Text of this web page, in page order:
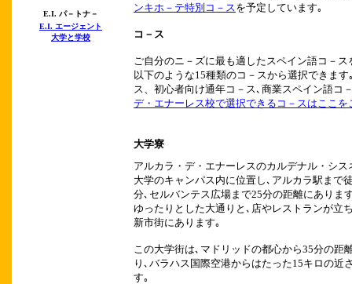
E.I. パ－トナ－
E.I. エージェント
大学と学校
ンキホ－テ特別コ－スを予定しています｡
コ－ス
ご自分のニ－ズに最も適したスペイン語コ－
以下のような15種類のコ－スから選択できま
ス、初心者向け通年コ－ス､商業スペイン語コ
デ・エナーレス校で選択できるコ－スはここを
大学寮
アルカラ・デ・エナーレスのカルデナル・シス
大学のキャンパス内に位置し､アルカラ駅まで
分､セルバンテス広場まで25分の距離にあり
ゆったりとした大通りと､店やレストランが立
新市街にあります｡
この大学街は､マドリッドの都心から35分の距
り､バラハス国際空港からはたった15キロの近
す｡